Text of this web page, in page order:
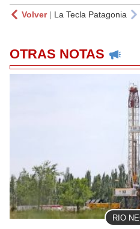
Volver| La Tecla Patagonia
OTRAS NOTAS
RIO